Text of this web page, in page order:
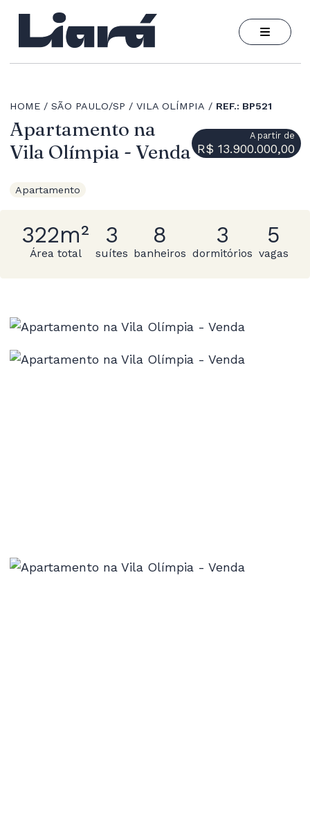
HOME SÃO PAULO/SP VILA OLÍMPIA REF.: BP521
Apartamento na
Vila Olímpia - Venda
A partir de
R$ 13.900.000,00
Apartamento
322m²
Área total
3
suítes
8
banheiros
3
dormitórios
5
vagas